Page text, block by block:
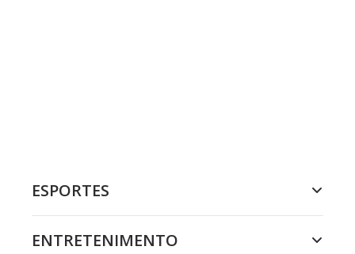
ESPORTES
ENTRETENIMENTO